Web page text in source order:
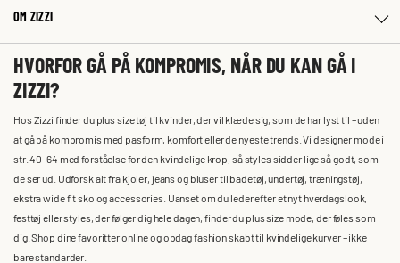
OM ZIZZI
HVORFOR GÅ PÅ KOMPROMIS, NÅR DU KAN GÅ I
ZIZZI?
Hos Zizzi finder du plus size tøj til kvinder, der vil klæde sig, som de har lyst til – uden
at gå på kompromis med pasform, komfort eller de nyeste trends. Vi designer mode i
str. 40-64 med forståelse for den kvindelige krop, så styles sidder lige så godt, som
de ser ud. Udforsk alt fra kjoler, jeans og bluser til badetøj, undertøj, træningstøj,
ekstra wide fit sko og accessories. Uanset om du leder efter et nyt hverdagslook,
festtøj eller styles, der følger dig hele dagen, finder du plus size mode, der føles som
dig. Shop dine favoritter online og opdag fashion skabt til kvindelige kurver – ikke
bare standarder.